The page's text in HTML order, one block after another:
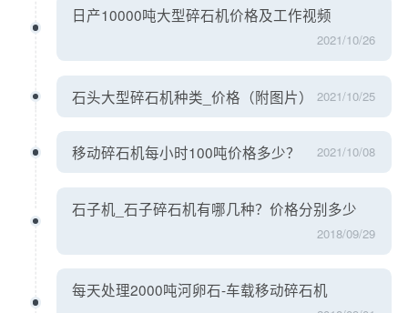
日产10000吨大型碎石机价格及工作视频
2021/10/26
石头大型碎石机种类_价格（附图片） 2021/10/25
移动碎石机每小时100吨价格多少？ 2021/10/08
石子机_石子碎石机有哪几种？价格分别多少
2018/09/29
每天处理2000吨河卵石-车载移动碎石机